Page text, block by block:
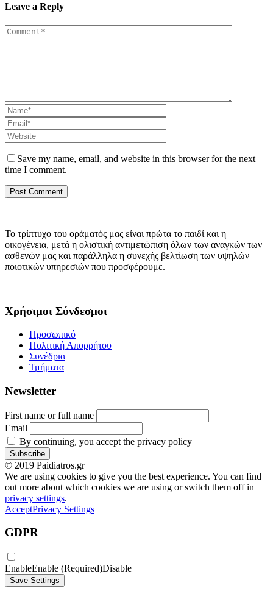
Leave a Reply
Save my name, email, and website in this browser for the next
time I comment.
Το τρίπτυχο του οράματός μας είναι πρώτα το παιδί και η
οικογένεια, μετά η ολιστική αντιμετώπιση όλων των αναγκών των
ασθενών μας και παράλληλα η συνεχής βελτίωση των υψηλών
ποιοτικών υπηρεσιών που προσφέρουμε.
Χρήσιμοι Σύνδεσμοι
Προσωπικό
Πολιτική Απορρήτου
Συνέδρια
Τμήματα
Newsletter
First name or full name
Email
By continuing, you accept the privacy policy
© 2019 Paidiatros.gr
We are using cookies to give you the best experience. You can find
out more about which cookies we are using or switch them off in
privacy settings.
AcceptPrivacy Settings
GDPR
EnableEnable (Required)Disable